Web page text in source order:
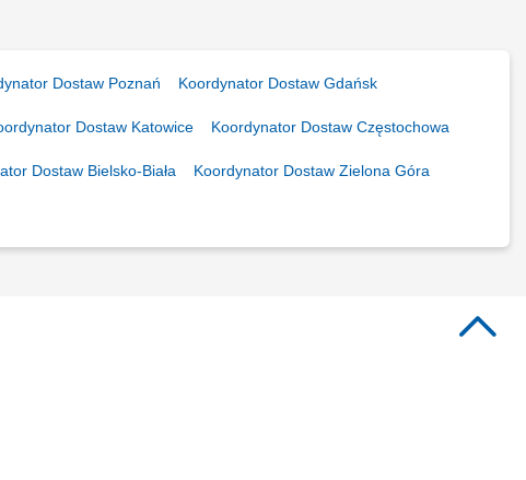
Dostaw Poznań Koordynator Dostaw Gdańsk
Dostaw Katowice Koordynator Dostaw Częstochowa
Dostaw Bielsko-Biała Koordynator Dostaw Zielona Góra